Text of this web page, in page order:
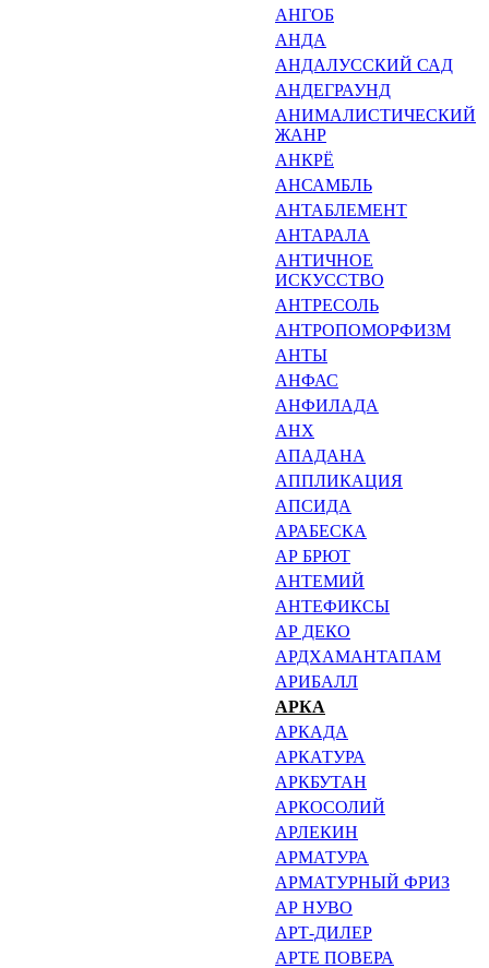
АНГОБ
АНДА
АНДАЛУССКИЙ САД
АНДЕГРАУНД
АНИМАЛИСТИЧЕСКИЙ
ЖАНР
АНКРЁ
АНСАМБЛЬ
АНТАБЛЕМЕНТ
АНТАРАЛА
АНТИЧНОЕ
ИСКУССТВО
АНТРЕСОЛЬ
АНТРОПОМОРФИЗМ
АНТЫ
АНФАС
АНФИЛАДА
АНХ
АПАДАНА
АППЛИКАЦИЯ
АПСИДА
АРАБЕСКА
АР БРЮТ
АНТЕМИЙ
АНТЕФИКСЫ
АР ДЕКО
АРДХАМАНТАПАМ
АРИБАЛЛ
АРКА
АРКАДА
АРКАТУРА
АРКБУТАН
АРКОСОЛИЙ
АРЛЕКИН
АРМАТУРА
АРМАТУРНЫЙ ФРИЗ
АР НУВО
АРТ-ДИЛЕР
АРТЕ ПОВЕРА